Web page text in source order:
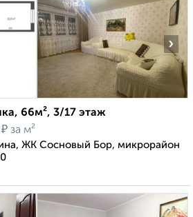
›
66м², 3/17 этаж
₽ за м²
ЖК Сосновый Бор, микрорайон